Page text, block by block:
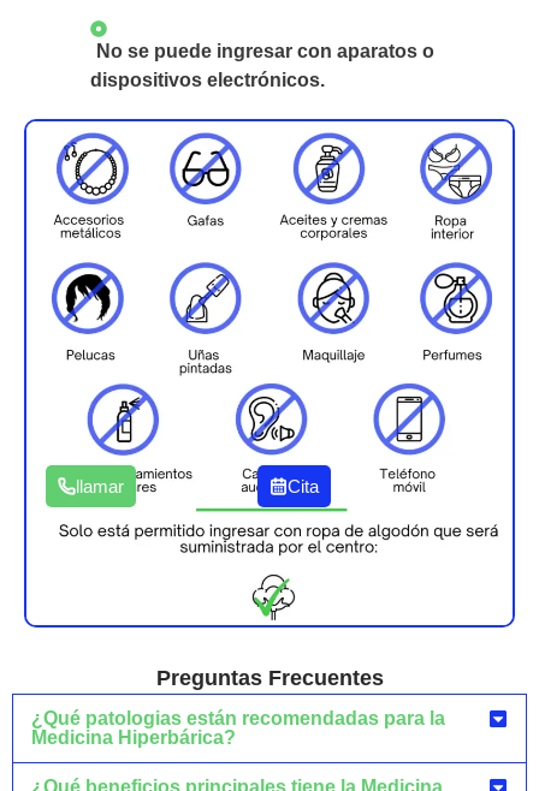
Cita
llamar
No se puede ingresar con aparatos o
dispositivos electrónicos.
Preguntas Frecuentes
¿Qué patologias están recomendadas para la
Medicina Hiperbárica?
¿Qué beneficios principales tiene la Medicina